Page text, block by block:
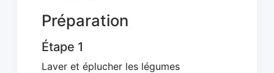
Préparation
Étape 1
Laver et éplucher les légumes